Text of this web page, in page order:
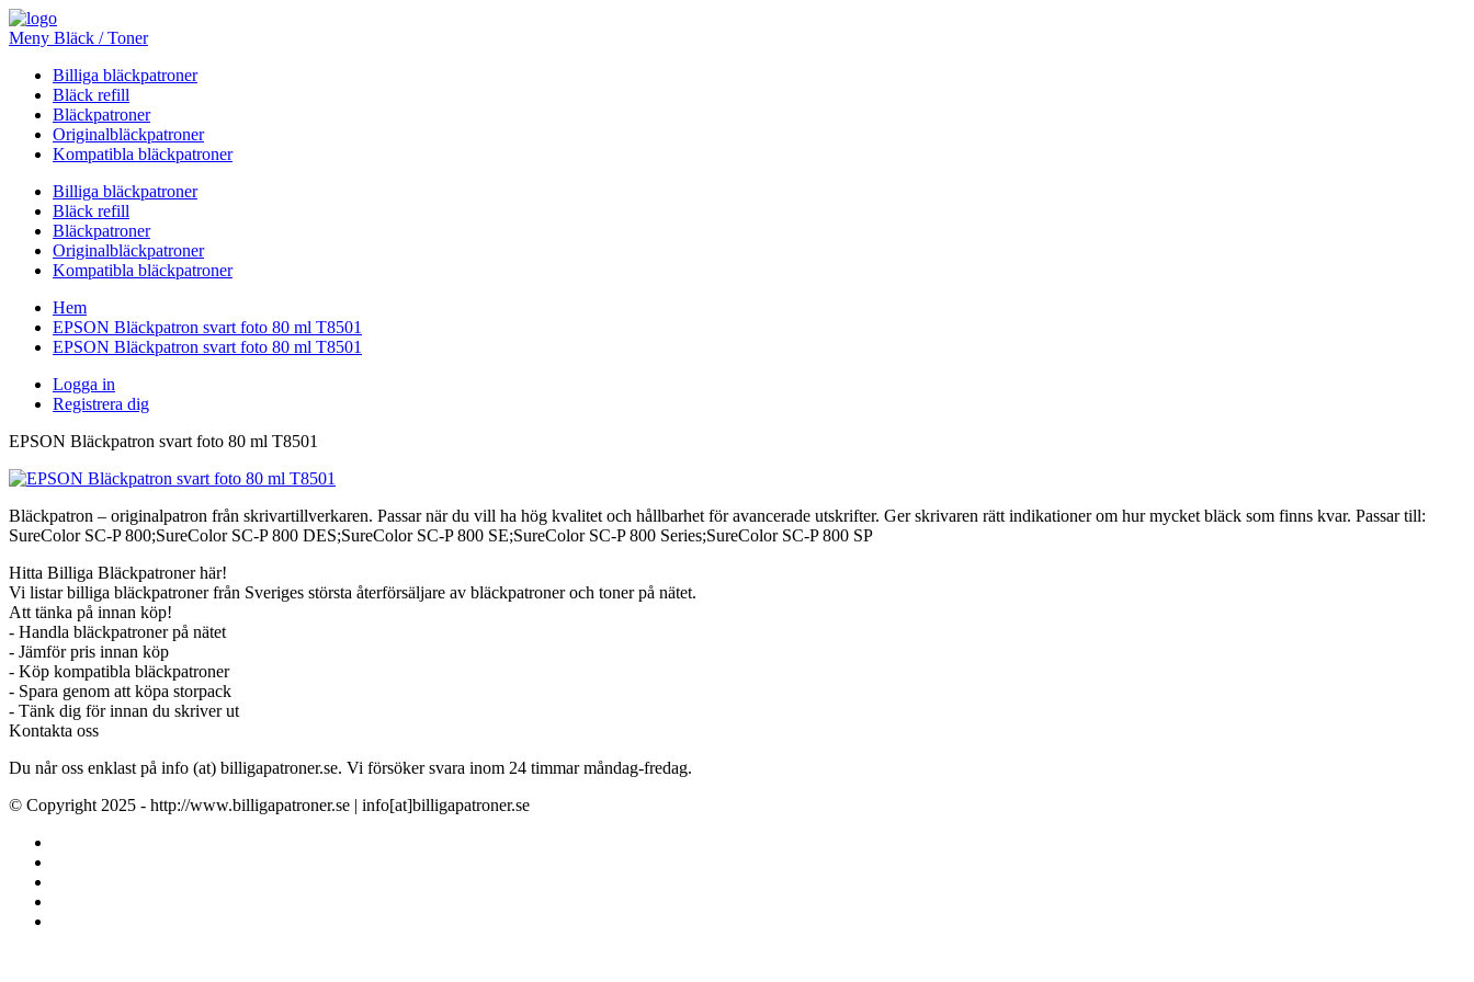
Meny Bläck / Toner
Billiga bläckpatroner
Bläck refill
Bläckpatroner
Originalbläckpatroner
Kompatibla bläckpatroner
Billiga bläckpatroner
Bläck refill
Bläckpatroner
Originalbläckpatroner
Kompatibla bläckpatroner
Hem
EPSON Bläckpatron svart foto 80 ml T8501
EPSON Bläckpatron svart foto 80 ml T8501
Logga in
Registrera dig
EPSON Bläckpatron svart foto 80 ml T8501
Bläckpatron – originalpatron från skrivartillverkaren. Passar när du vill ha hög kvalitet och hållbarhet för avancerade utskrifter. Ger skrivaren rätt indikationer om hur mycket bläck som finns kvar. Passar till:
SureColor SC-P 800;SureColor SC-P 800 DES;SureColor SC-P 800 SE;SureColor SC-P 800 Series;SureColor SC-P 800 SP
Hitta Billiga Bläckpatroner här!
Vi listar billiga bläckpatroner från Sveriges största återförsäljare av bläckpatroner och toner på nätet.
Att tänka på innan köp!
- Handla bläckpatroner på nätet
- Jämför pris innan köp
- Köp kompatibla bläckpatroner
- Spara genom att köpa storpack
- Tänk dig för innan du skriver ut
Kontakta oss
Du når oss enklast på info (at) billigapatroner.se. Vi försöker svara inom 24 timmar måndag-fredag.
© Copyright 2025 - http://www.billigapatroner.se | info[at]billigapatroner.se